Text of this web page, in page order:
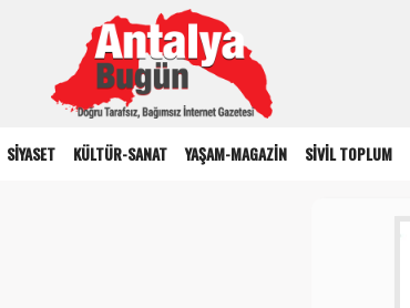
SİYASET KÜLTÜR-SANAT YAŞAM-MAGAZİN SİVİL TOPLUM